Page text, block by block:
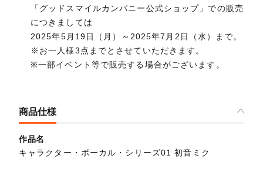
「グッドスマイルカンパニー公式ショップ」での販売
につきましては
2025年5月19日（月）～2025年7月2日（水）まで。
※お一人様3点までとさせていただきます。
※一部イベント等で販売する場合がございます。
商品仕様
作品名
キャラクター・ボーカル・シリーズ01 初音ミク